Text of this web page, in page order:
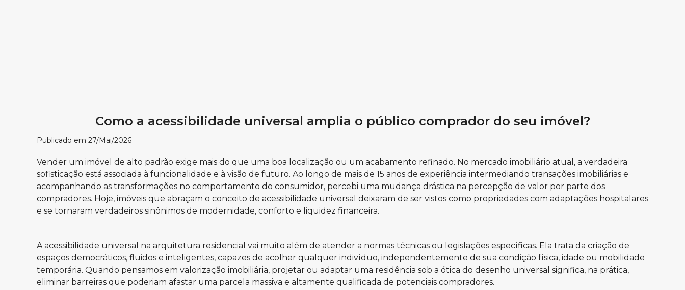
Como a acessibilidade universal amplia o público comprador do seu imóvel?
Publicado em 27/Mai/2026
Vender um imóvel de alto padrão exige mais do que uma boa localização ou um acabamento refinado. No mercado imobiliário atual, a verdadeira
sofisticação está associada à funcionalidade e à visão de futuro. Ao longo de mais de 15 anos de experiência intermediando transações imobiliárias e
acompanhando as transformações no comportamento do consumidor, percebi uma mudança drástica na percepção de valor por parte dos
compradores. Hoje, imóveis que abraçam o conceito de acessibilidade universal deixaram de ser vistos como propriedades com adaptações hospitalares
e se tornaram verdadeiros sinônimos de modernidade, conforto e liquidez financeira.
A acessibilidade universal na arquitetura residencial vai muito além de atender a normas técnicas ou legislações específicas. Ela trata da criação de
espaços democráticos, fluidos e inteligentes, capazes de acolher qualquer indivíduo, independentemente de sua condição física, idade ou mobilidade
temporária. Quando pensamos em valorização imobiliária, projetar ou adaptar uma residência sob a ótica do desenho universal significa, na prática,
eliminar barreiras que poderiam afastar uma parcela massiva e altamente qualificada de potenciais compradores.